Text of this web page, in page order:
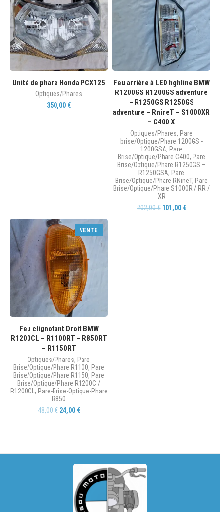
Unité de phare Honda PCX125
Optiques/Phares
350,00 €
Feu arrière à LED hghline BMW
R1200GS R1200GS adventure
– R1250GS R1250GS
adventure – RnineT – S1000XR
– C400 X
Optiques/Phares, Pare
brise/Optique/Phare 1200GS -
1200GSA, Pare
Brise/Optique/Phare C400, Pare
Brise/Optique/Phare R1250GS –
R1250GSA, Pare
Brise/Optique/Phare RNineT, Pare
Brise/Optique/Phare S1000R / RR /
XR
202,00€ 101,00 €
VENTE
Feu clignotant Droit BMW
R1200CL – R1100RT – R850RT
– R1150RT
Optiques/Phares, Pare
Brise/Optique/Phare R1100, Pare
Brise/Optique/Phare R1150, Pare
Brise/Optique/Phare R1200C /
R1200CL , Pare-Brise-Optique-Phare
R850
48,00€ 24,00 €